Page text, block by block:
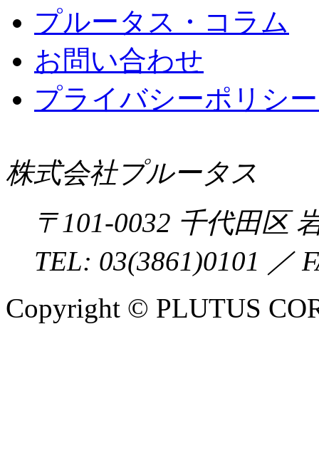
プルータス・コラム
お問い合わせ
プライバシーポリシ
株式会社プルータス
〒101-0032 千代田区
TEL: 03(3861)0101 ／
Copyright © PLUTUS